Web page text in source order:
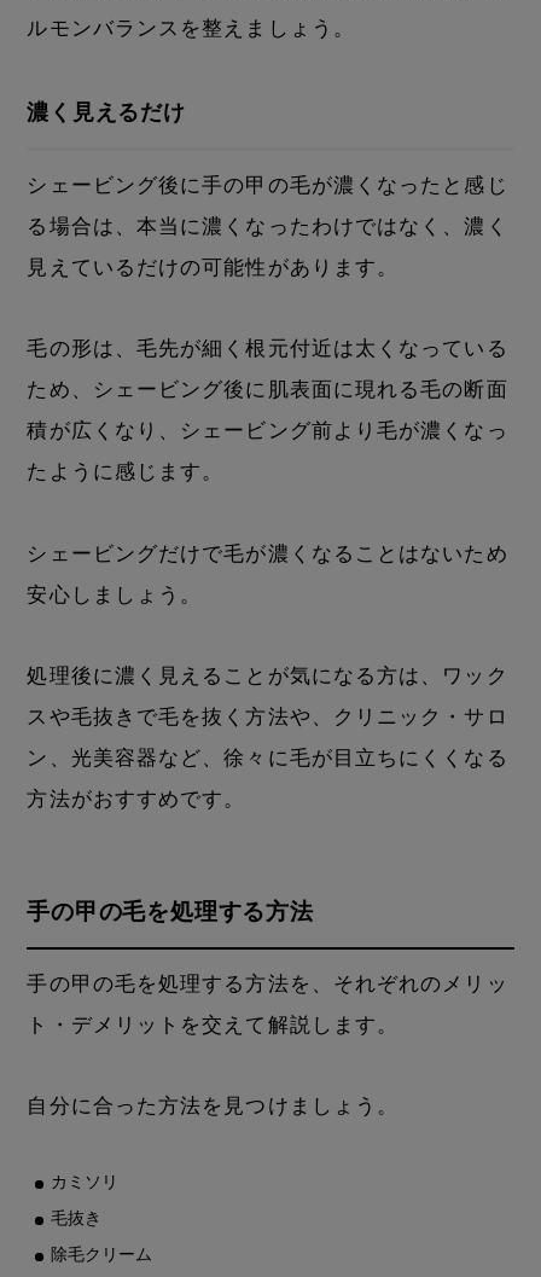
ルモンバランスを整えましょう。
濃く見えるだけ
シェービング後に手の甲の毛が濃くなったと感じ
る場合は、本当に濃くなったわけではなく、濃く
見えているだけの可能性があります。
毛の形は、毛先が細く根元付近は太くなっている
ため、シェービング後に肌表面に現れる毛の断面
積が広くなり、シェービング前より毛が濃くなっ
たように感じます。
シェービングだけで毛が濃くなることはないため
安心しましょう。
処理後に濃く見えることが気になる方は、ワック
スや毛抜きで毛を抜く方法や、クリニック・サロ
ン、光美容器など、徐々に毛が目立ちにくくなる
方法がおすすめです。
手の甲の毛を処理する方法
手の甲の毛を処理する方法を、それぞれのメリッ
ト・デメリットを交えて解説します。
自分に合った方法を見つけましょう。
カミソリ
毛抜き
除毛クリーム